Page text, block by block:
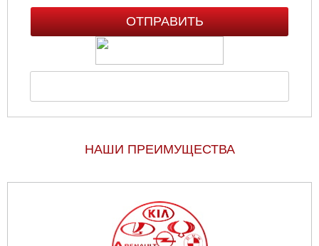
НАШИ ПРЕИМУЩЕСТВА